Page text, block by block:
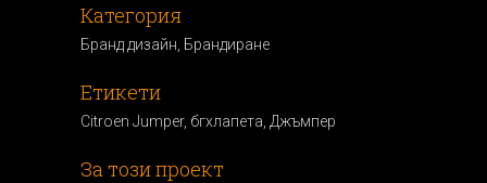
Категория
Бранд дизайн, Брандиранe
Етикети
Citroen Jumper, бгхлапета, Джъмпер
За този проект